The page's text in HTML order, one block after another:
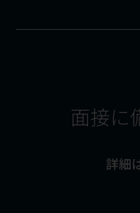
面接に
詳細